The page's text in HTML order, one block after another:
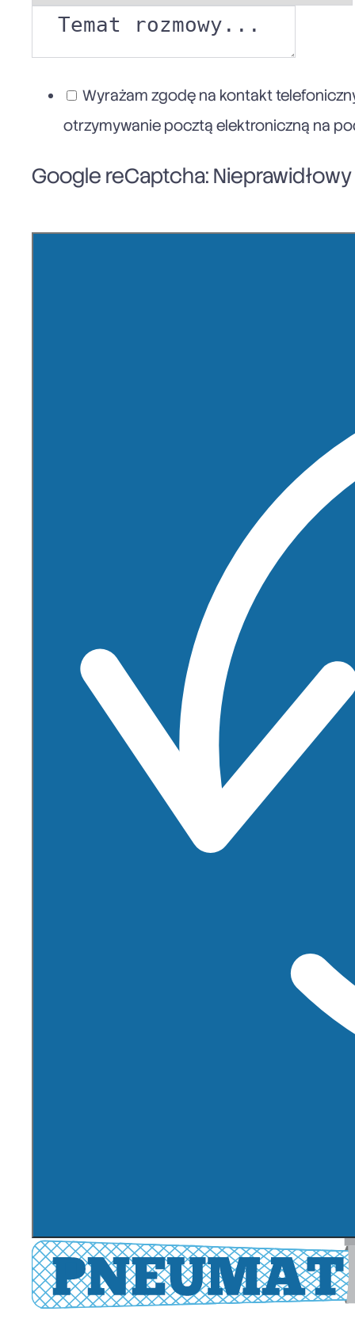
Wyrażam zgodę na kontakt
otrzymywanie pocztą elektroniczną na
Google reCaptcha: